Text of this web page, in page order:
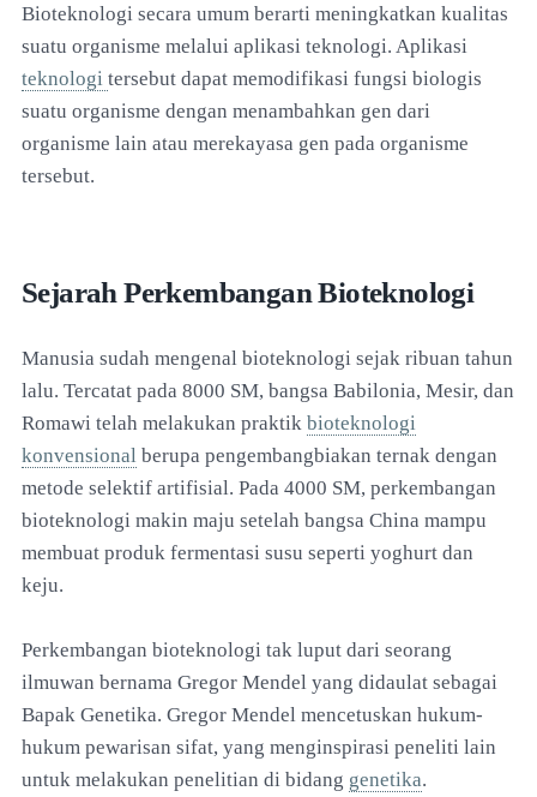
Bioteknologi secara umum berarti meningkatkan kualitas
suatu organisme melalui aplikasi teknologi. Aplikasi
teknologi tersebut dapat memodifikasi fungsi biologis
suatu organisme dengan menambahkan gen dari
organisme lain atau merekayasa gen pada organisme
tersebut.
Sejarah Perkembangan Bioteknologi
Manusia sudah mengenal bioteknologi sejak ribuan tahun
lalu. Tercatat pada 8000 SM, bangsa Babilonia, Mesir, dan
Romawi telah melakukan praktik bioteknologi
konvensional berupa pengembangbiakan ternak dengan
metode selektif artifisial. Pada 4000 SM, perkembangan
bioteknologi makin maju setelah bangsa China mampu
membuat produk fermentasi susu seperti yoghurt dan
keju.
Perkembangan bioteknologi tak luput dari seorang
ilmuwan bernama Gregor Mendel yang didaulat sebagai
Bapak Genetika. Gregor Mendel mencetuskan hukum-
hukum pewarisan sifat, yang menginspirasi peneliti lain
untuk melakukan penelitian di bidang genetika.